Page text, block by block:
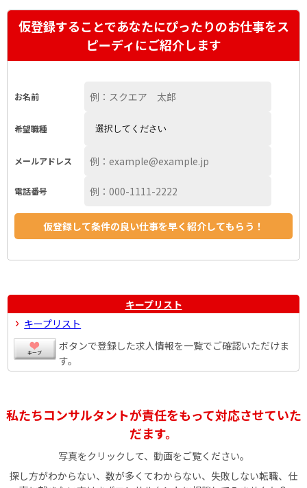
仮登録することであなたにぴったりのお仕事をス
ピーディにご紹介します
お名前
希望職種
メールアドレス
電話番号
キープリスト
キープリスト
ボタンで登録した求人情報を一覧でご確認いただけま
す。
私たちコンサルタントが責任をもって対応させていた
だます。
写真をクリックして、動画をご覧ください。
探し方がわからない、数が多くてわからない、失敗しない転職、仕